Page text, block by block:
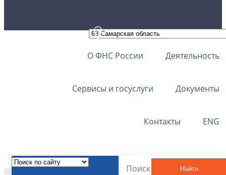
О ФНС России Деятельность
Сервисы и госуслуги Документы
Контакты ENG
Найти